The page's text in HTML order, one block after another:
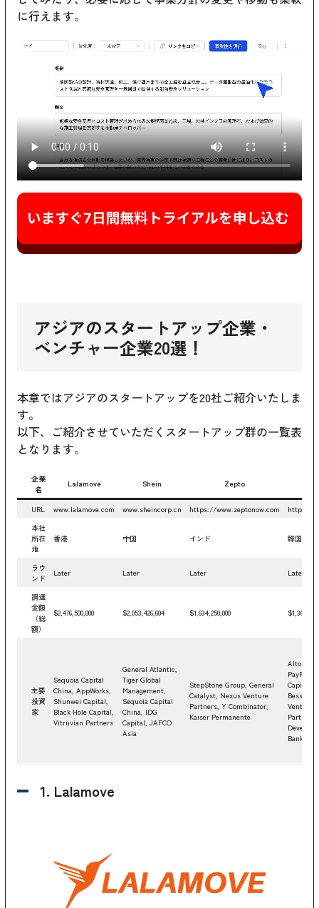
に行えます。
アジアのスタートアップ企業・
ベンチャー企業20選！
本章ではアジアのスタートアップを20社ご紹介いたしま
す。
以下、ご紹介させていただくスタートアップ群の一覧表
となります。
企業
名
Lalamove Shein Zepto
URL www.lalamove.com www.sheincorp.cn https://www.zeptonow.com
https://
本社
所在
地
香港 中国 インド 韓国
ラウ
ンド
Later Later Later Later
調達
金額
（総
額）
$2,476,500,000 $2,053,426,604 $1,634,250,000
主要
投資
家
Sequoia Capital
China, AppWorks,
Shunwei Capital,
Black Hole Capital,
Vitruvian Partners
General Atlantic,
Tiger Global
Management,
Sequoia Capital
China, IDG
Capital, JAFCO
Asia
StepStone Group, General
Catalyst, Nexus Venture
Partners, Y Combinator,
Kaiser Permanente
Altos
PayPal,
Capital,
Bessemer
Venture
Partners,
Bank
1. Lalamove